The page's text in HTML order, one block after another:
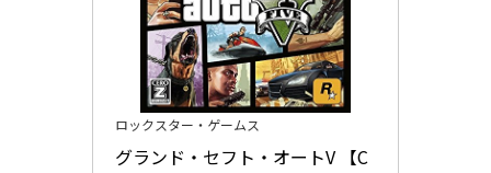
ロックスター・ゲームス
グランド・セフト・オートV 【C